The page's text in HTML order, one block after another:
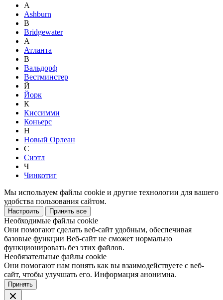
A
Ashburn
B
Bridgewater
А
Атланта
В
Вальдорф
Вестминстер
Й
Йорк
К
Киссимми
Коньерс
Н
Новый Орлеан
С
Сиэтл
Ч
Чинкотиг
Мы используем файлы cookie и другие технологии для вашего
удобства пользования сайтом.
Настроить Принять все
Необходимые файлы cookie
Они помогают сделать веб-сайт удобным, обеспечивая
базовые функции Веб-сайт не сможет нормально
функционировать без этих файлов.
Необязательные файлы cookie
Они помогают нам понять как вы взаимодействуете с веб-
сайт, чтобы улучшать его. Информация анонимна.
Принять